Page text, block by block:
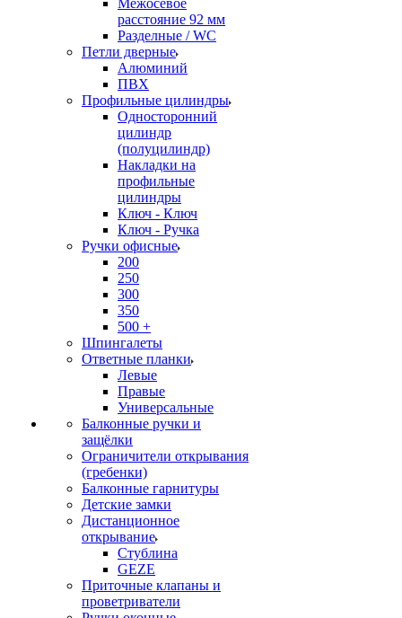
Межосевое
расстояние 92 мм
Разделные / WC
Петли дверные
Алюминий
ПВХ
Профильные цилиндры
Односторонний
цилиндр
(полуцилиндр)
Накладки на
профильные
цилиндры
Ключ - Ключ
Ключ - Ручка
Ручки офисные
200
250
300
350
500 +
Шпингалеты
Ответные планки
Левые
Правые
Универсальные
Балконные ручки и
защёлки
Ограничители открывания
(гребенки)
Балконные гарнитуры
Детские замки
Дистанционное
открывание
Стублина
GEZE
Приточные клапаны и
проветриватели